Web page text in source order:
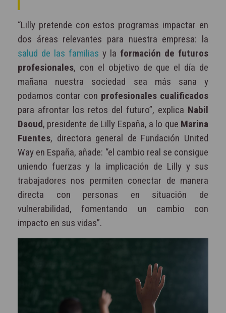
“Lilly pretende con estos programas impactar en
dos áreas relevantes para nuestra empresa: la
salud de las familias y la formación de futuros
profesionales, con el objetivo de que el día de
mañana nuestra sociedad sea más sana y
podamos contar con profesionales cualificados
para afrontar los retos del futuro”, explica Nabil
Daoud, presidente de Lilly España, a lo que Marina
Fuentes, directora general de Fundación United
Way en España, añade: “el cambio real se consigue
uniendo fuerzas y la implicación de Lilly y sus
trabajadores nos permiten conectar de manera
directa con personas en situación de
vulnerabilidad, fomentando un cambio con
impacto en sus vidas”.